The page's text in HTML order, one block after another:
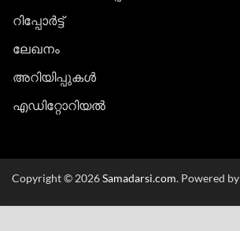
റിപ്പോര്‍ട്ട്
ലേഖനം
അറിയിപ്പുകള്‍
എഡിറ്റോറിയല്‍
Copyright © 2026Samadarsi.com. Powered by